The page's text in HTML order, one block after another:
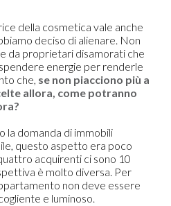
della cosmetica vale anche
deciso di alienare. Non
da proprietari disamorati che
energie per renderle
che, se non piacciono più a
allora, come potranno
la domanda di immobili
questo aspetto era poco
acquirenti ci sono 10
è molto diversa. Per
non deve essere
e luminoso.